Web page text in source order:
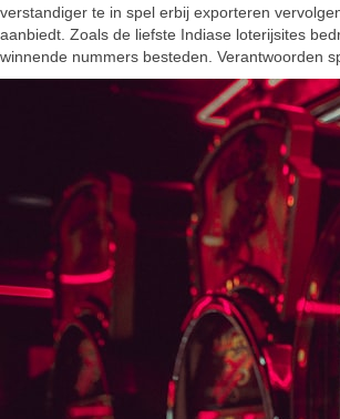
verstandiger te in spel erbij exporteren
aanbiedt. Zoals de liefste Indiase loterijsites
winnende nummers besteden. Verantwoorden